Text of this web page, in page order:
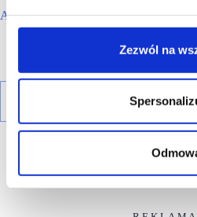
Zezwól na
Apsys Polskaprowadzi również